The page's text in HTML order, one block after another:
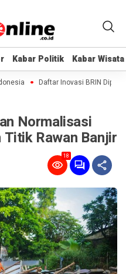
Kabar Politik Kabar Wisata
Kabar Politik Kabar Wisata
Daftar Inovasi BRIN
Normalisasi
Titik Rawan Banjir
18